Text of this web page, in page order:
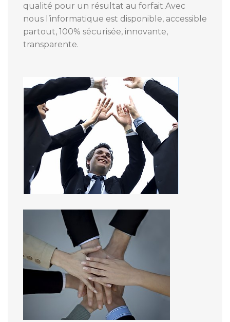
qualité pour un résultat au forfait.Avec
nous l’informatique est disponible, accessible
partout, 100% sécurisée, innovante,
transparente.